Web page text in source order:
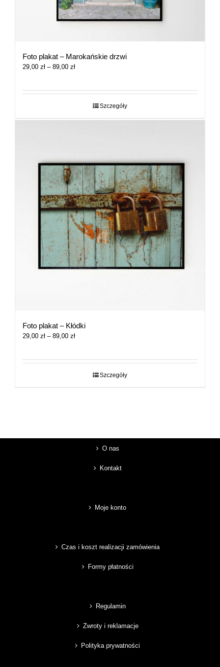
Foto plakat – Marokańskie drzwi
29,00 zł – 89,00 złZakres
29,00 zł
Szczegóły
Foto plakat – Kłódki
29,00 zł – 89,00 złZakres
29,00 zł
Szczegóły
O nas
Kontakt
Moje konto
Czas i koszt realizacji zamówienia
Formy płatności
Regulamin
Zwroty i reklamacje
Polityka prywatności